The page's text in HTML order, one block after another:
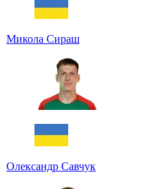
Микола Сираш
Олександр Савчук